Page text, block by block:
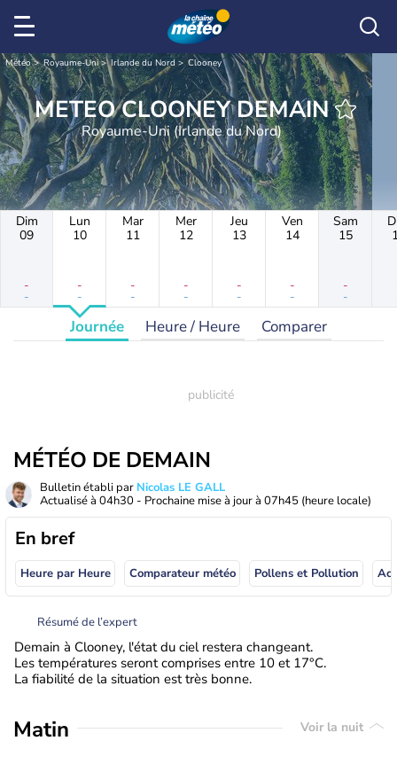
Météo Royaume-Uni Irlande du Nord Clooney
METEO CLOONEY DEMAIN
Royaume-Uni (Irlande du Nord)
Dim
09
-
-
Lun
10
-
-
Mar
11
-
-
Mer
12
-
-
Jeu
13
-
-
Ven
14
-
-
Sam
15
-
-
Journée Heure / Heure Comparer
MÉTÉO DE DEMAIN
Bulletin établi par Nicolas LE GALL
Actualisé à 04h30 - Prochaine mise à jour à 07h45 (heure locale)
En bref
Heure par Heure Comparateur météo Pollens et Pollution
Résumé de l’expert
Demain à Clooney, l'état du ciel restera changeant.
Les températures seront comprises entre 10 et 17°C.
La fiabilité de la situation est très bonne.
Matin Voir la nuit